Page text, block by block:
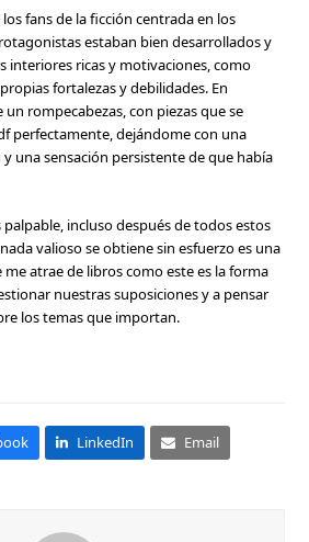
fans de la ficción centrada en los
estaban bien desarrollados y
interiores ricas y motivaciones, como
fortalezas y debilidades. En
rompecabezas, con piezas que se
perfectamente, dejándome con una
una sensación persistente de que había
incluso después de todos estos
valioso se obtiene sin esfuerzo es una
atrae de libros como este es la forma
nuestras suposiciones y a pensar
los temas que importan.
LinkedIn Email